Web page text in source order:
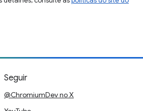
Seguir
@ChromiumDev no X